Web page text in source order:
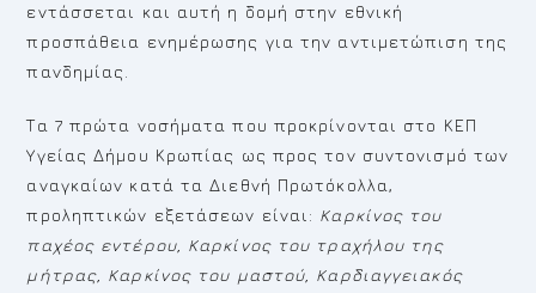
εντάσσεται και αυτή η δομή στην εθνική
προσπάθεια ενημέρωσης για την αντιμετώπιση της
πανδημίας.
Τα 7 πρώτα νοσήματα που προκρίνονται στο ΚΕΠ
Υγείας Δήμου Κρωπίας ως προς τον συντονισμό των
αναγκαίων κατά τα Διεθνή Πρωτόκολλα,
προληπτικών εξετάσεων είναι: Καρκίνος του
παχέος εντέρου, Καρκίνος του τραχήλου της
μήτρας, Καρκίνος του μαστού, Καρδιαγγειακός